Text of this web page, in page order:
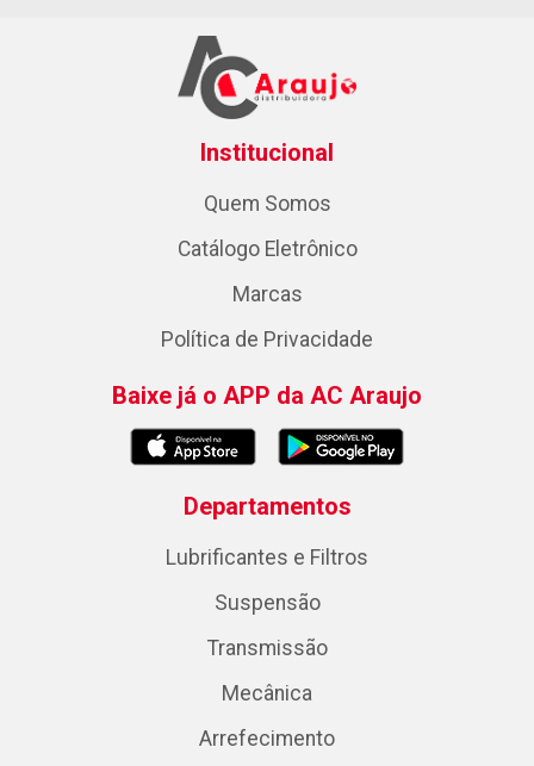
Institucional
Quem Somos
Catálogo Eletrônico
Marcas
Política de Privacidade
Baixe já o APP da AC Araujo
Departamentos
Lubrificantes e Filtros
Suspensão
Transmissão
Mecânica
Arrefecimento